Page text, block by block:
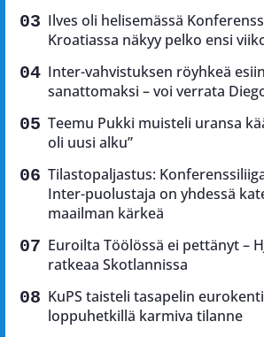
Ilves oli helisemässä
Kroatiassa näkyy pelko ensi
Inter-vahvistuksen röyhkeä
sanattomaksi – voi verrata
Teemu Pukki muisteli uransa
oli uusi alku”
Tilastopaljastus:
Inter-puolustaja on yhdessä
maailman kärkeä
Euroilta Töölössä ei pettänyt –
ratkeaa Skotlannissa
KuPS taisteli tasapelin
loppuhetkillä karmiva tilanne